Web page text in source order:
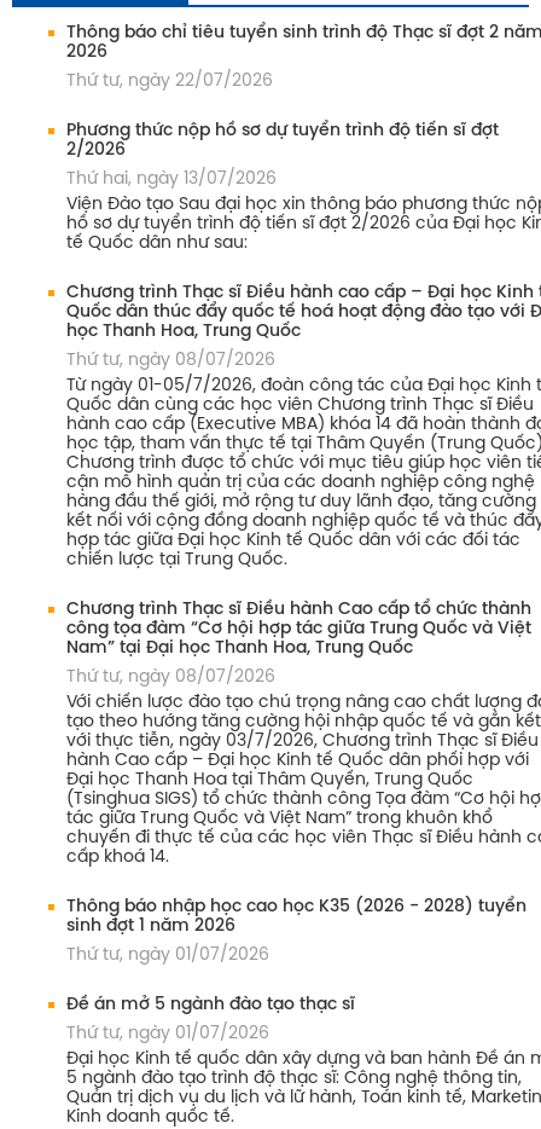
Thông báo chỉ tiêu tuyển sinh trình độ Thạc sĩ đợt 2
2026
Thứ tư, ngày 22/07/2026
Phương thức nộp hồ sơ dự tuyển trình độ tiến sĩ đợt
2/2026
Thứ hai, ngày 13/07/2026
Viện Đào tạo Sau đại học xin thông báo phương thức
hồ sơ dự tuyển trình độ tiến sĩ đợt 2/2026 của Đại học
tế Quốc dân như sau:
Chương trình Thạc sĩ Điều hành cao cấp – Đại học Kinh
Quốc dân thúc đẩy quốc tế hoá hoạt động đào tạo với
học Thanh Hoa, Trung Quốc
Thứ tư, ngày 08/07/2026
Từ ngày 01-05/7/2026, đoàn công tác của Đại học Kinh
Quốc dân cùng các học viên Chương trình Thạc sĩ Điều
hành cao cấp (Executive MBA) khóa 14 đã hoàn thành
học tập, tham vấn thực tế tại Thâm Quyến (Trung
Chương trình được tổ chức với mục tiêu giúp học viên
cận mô hình quản trị của các doanh nghiệp công nghệ
hàng đầu thế giới, mở rộng tư duy lãnh đạo, tăng cường
kết nối với cộng đồng doanh nghiệp quốc tế và thúc
hợp tác giữa Đại học Kinh tế Quốc dân với các đối tác
chiến lược tại Trung Quốc.
Chương trình Thạc sĩ Điều hành Cao cấp tổ chức thành
công tọa đàm “Cơ hội hợp tác giữa Trung Quốc và Việt
Nam” tại Đại học Thanh Hoa, Trung Quốc
Thứ tư, ngày 08/07/2026
Với chiến lược đào tạo chú trọng nâng cao chất lượng
tạo theo hướng tăng cường hội nhập quốc tế và gắn kết
với thực tiễn, ngày 03/7/2026, Chương trình Thạc sĩ Điều
hành Cao cấp – Đại học Kinh tế Quốc dân phối hợp với
Đại học Thanh Hoa tại Thâm Quyến, Trung Quốc
(Tsinghua SIGS) tổ chức thành công Tọa đàm “Cơ hội
tác giữa Trung Quốc và Việt Nam” trong khuôn khổ
chuyến đi thực tế của các học viên Thạc sĩ Điều hành
cấp khoá 14.
Thông báo nhập học cao học K35 (2026 - 2028) tuyển
sinh đợt 1 năm 2026
Thứ tư, ngày 01/07/2026
Đề án mở 5 ngành đào tạo thạc sĩ
Thứ tư, ngày 01/07/2026
Đại học Kinh tế quốc dân xây dựng và ban hành Đề án
5 ngành đào tạo trình độ thạc sĩ: Công nghệ thông tin,
Quản trị dịch vụ du lịch và lữ hành, Toán kinh tế,
Kinh doanh quốc tế.